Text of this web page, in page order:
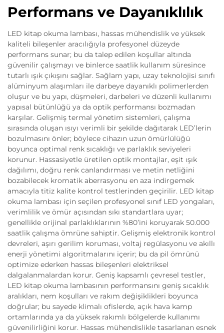
Performans ve Dayanıklılık
LED kitap okuma lambası, hassas mühendislik ve yüksek
kaliteli bileşenler aracılığıyla profesyonel düzeyde
performans sunar; bu da talep edilen koşullar altında
güvenilir çalışmayı ve binlerce saatlik kullanım süresince
tutarlı ışık çıkışını sağlar. Sağlam yapı, uzay teknolojisi sınıfı
alüminyum alaşımları ile darbeye dayanıklı polimerlerden
oluşur ve bu yapı, düşmeleri, darbeleri ve düzenli kullanımı
yapısal bütünlüğü ya da optik performansı bozmadan
karşılar. Gelişmiş termal yönetim sistemleri, çalışma
sırasında oluşan ısıyı verimli bir şekilde dağıtarak LED’lerin
bozulmasını önler; böylece cihazın uzun ömürlülüğü
boyunca optimal renk sıcaklığı ve parlaklık seviyeleri
korunur. Hassasiyetle üretilen optik montajlar, eşit ışık
dağılımı, doğru renk canlandırması ve metin netliğini
bozabilecek kromatik aberrasyonu en aza indirgemek
amacıyla titiz kalite kontrol testlerinden geçirilir. LED kitap
okuma lambası için seçilen profesyonel sınıf LED yongaları,
verimlilik ve ömür açısından sıkı standartlara uyar;
genellikle orijinal parlaklıklarının %80’ini koruyarak 50.000
saatlik çalışma ömrüne sahiptir. Gelişmiş elektronik kontrol
devreleri, aşırı gerilim koruması, voltaj regülasyonu ve akıllı
enerji yönetimi algoritmalarını içerir; bu da pil ömrünü
optimize ederken hassas bileşenleri elektriksel
dalgalanmalardan korur. Geniş kapsamlı çevresel testler,
LED kitap okuma lambasının performansını geniş sıcaklık
aralıkları, nem koşulları ve rakım değişiklikleri boyunca
doğrular; bu sayede klimalı ofislerde, açık hava kamp
ortamlarında ya da yüksek rakımlı bölgelerde kullanımı
güvenilirliğini korur. Hassas mühendislikle tasarlanan esnek